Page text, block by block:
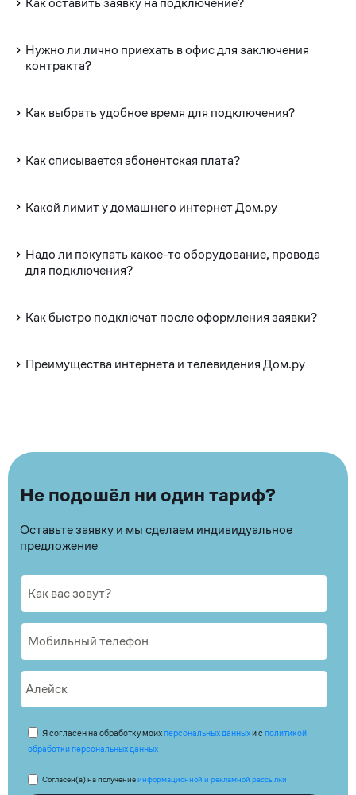
Нужно ли лично приехать в офис для заключения
контракта?
Как выбрать удобное время для подключения?
Как списывается абонентская плата?
Какой лимит у домашнего интернет Дом.ру
Надо ли покупать какое-то оборудование, провода
для подключения?
Как быстро подключат после оформления заявки?
Преимущества интернета и телевидения Дом.ру
Не подошёл ни один тариф?
Оставьте заявку и мы сделаем индивидуальное
предложение
Я согласен на обработку моих персональных данныхи с политикой
обработки персональных данных
Согласен(а) на получениеинформационной и рекламной рассылки